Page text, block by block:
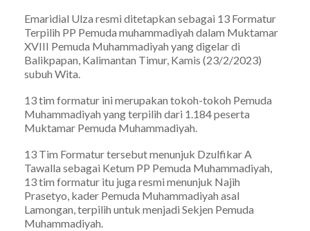
Emaridial Ulza resmi ditetapkan sebagai 13 Formatur
Terpilih PP Pemuda muhammadiyah dalam Muktamar
XVIII Pemuda Muhammadiyah yang digelar di
Balikpapan, Kalimantan Timur, Kamis (23/2/2023)
subuh Wita.
13 tim formatur ini merupakan tokoh-tokoh Pemuda
Muhammadiyah yang terpilih dari 1.184 peserta
Muktamar Pemuda Muhammadiyah.
13 Tim Formatur tersebut menunjuk Dzulfikar A
Tawalla sebagai Ketum PP Pemuda Muhammadiyah,
13 tim formatur itu juga resmi menunjuk Najih
Prasetyo, kader Pemuda Muhammadiyah asal
Lamongan, terpilih untuk menjadi Sekjen Pemuda
Muhammadiyah.